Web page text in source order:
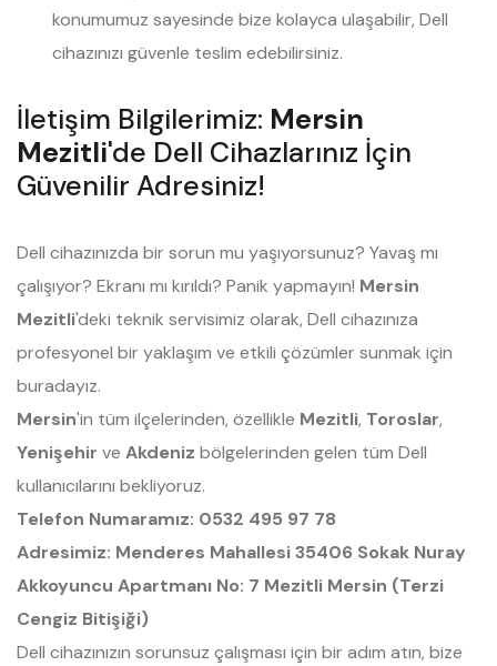
konumumuz sayesinde bize kolayca ulaşabilir, Dell
cihazınızı güvenle teslim edebilirsiniz.
İletişim Bilgilerimiz: Mersin
Mezitli'de Dell Cihazlarınız İçin
Güvenilir Adresiniz!
Dell cihazınızda bir sorun mu yaşıyorsunuz? Yavaş mı
çalışıyor? Ekranı mı kırıldı? Panik yapmayın! Mersin
Mezitli'deki teknik servisimiz olarak, Dell cihazınıza
profesyonel bir yaklaşım ve etkili çözümler sunmak için
buradayız.
Mersin'in tüm ilçelerinden, özellikle Mezitli, Toroslar,
Yenişehir ve Akdeniz bölgelerinden gelen tüm Dell
kullanıcılarını bekliyoruz.
Telefon Numaramız: 0532 495 97 78
Adresimiz: Menderes Mahallesi 35406 Sokak Nuray
Akkoyuncu Apartmanı No: 7 Mezitli Mersin (Terzi
Cengiz Bitişiği)
Dell cihazınızın sorunsuz çalışması için bir adım atın, bize